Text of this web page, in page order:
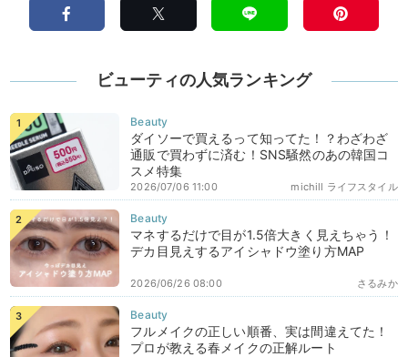
ビューティの人気ランキング
ダイソーで買えるって知ってた！？わざわざ
通販で買わずに済む！SNS騒然のあの韓国コ
スメ特集
michill ライフスタイル
2026/07/06 11:00
マネするだけで目が1.5倍大きく見えちゃう！
デカ目見えするアイシャドウ塗り方MAP
さるみか
2026/06/26 08:00
フルメイクの正しい順番、実は間違えてた！
プロが教える春メイクの正解ルート